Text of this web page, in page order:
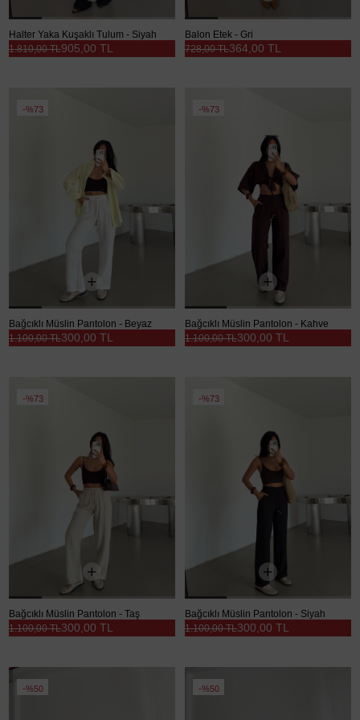
Halter Yaka Kuşaklı Tulum - Siyah
905,00 TL
1.810,00 TL
Balon Etek - Gri
364,00 TL
728,00 TL
%73
Bağcıklı Müslin Pantolon - Beyaz
300,00 TL
1.100,00 TL
%73
Bağcıklı Müslin Pantolon - Kahve
300,00 TL
1.100,00 TL
%73
Bağcıklı Müslin Pantolon - Taş
300,00 TL
1.100,00 TL
%73
Bağcıklı Müslin Pantolon - Siyah
300,00 TL
1.100,00 TL
%50 %50